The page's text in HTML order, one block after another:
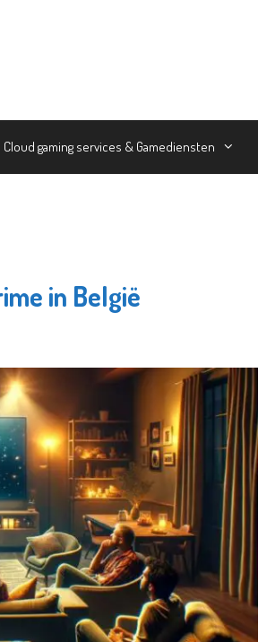
Cloud gaming services & Gamediensten
in België